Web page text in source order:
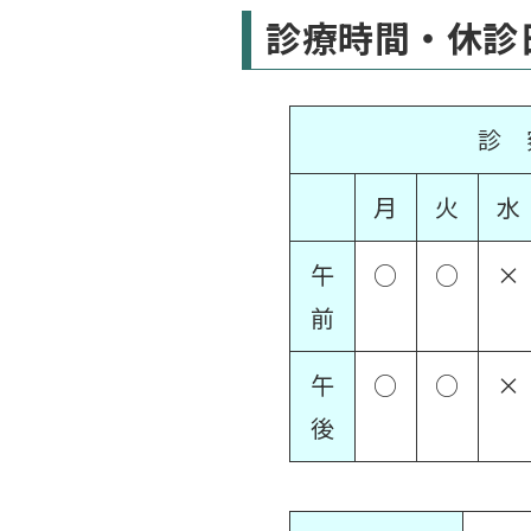
診療時間・休診
診
月
火
水
午
前
○ ○ ×
午
後
○ ○ ×